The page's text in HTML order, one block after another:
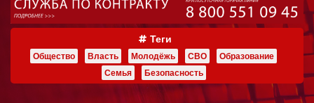
Теги
Общество Власть Молодёжь СВО
Образование
Семья
Безопасность